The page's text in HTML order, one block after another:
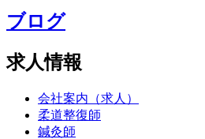
ブログ
求人情報
会社案内（求人）
柔道整復師
鍼灸師